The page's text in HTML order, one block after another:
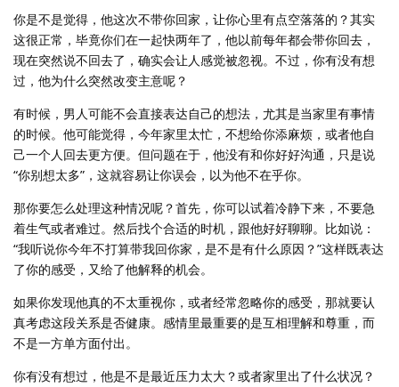
你是不是觉得，他这次不带你回家，让你心里有点空落落的？其实
这很正常，毕竟你们在一起快两年了，他以前每年都会带你回去，
现在突然说不回去了，确实会让人感觉被忽视。不过，你有没有想
过，他为什么突然改变主意呢？
有时候，男人可能不会直接表达自己的想法，尤其是当家里有事情
的时候。他可能觉得，今年家里太忙，不想给你添麻烦，或者他自
己一个人回去更方便。但问题在于，他没有和你好好沟通，只是说
“你别想太多”，这就容易让你误会，以为他不在乎你。
那你要怎么处理这种情况呢？首先，你可以试着冷静下来，不要急
着生气或者难过。然后找个合适的时机，跟他好好聊聊。比如说：
“我听说你今年不打算带我回你家，是不是有什么原因？”这样既表达
了你的感受，又给了他解释的机会。
如果你发现他真的不太重视你，或者经常忽略你的感受，那就要认
真考虑这段关系是否健康。感情里最重要的是互相理解和尊重，而
不是一方单方面付出。
你有没有想过，他是不是最近压力太大？或者家里出了什么状况？